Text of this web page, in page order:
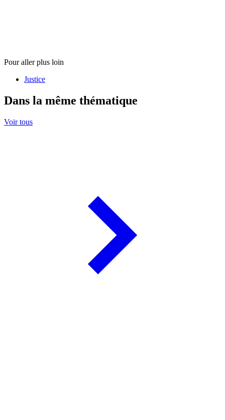
Pour aller plus loin
Justice
Dans la même thématique
Voir tous